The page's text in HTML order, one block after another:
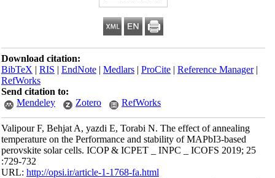
Download citation:
BibTeX|RIS|EndNote|Medlars|ProCite|Reference Manager
RefWorks
Send citation to:
Mendeley
Zotero RefWorks
Valipour F, Behjat A, yazdi E, Torabi N. The effect of annealing
temperature on the Performance and stability of MAPbI‌‌3-based
perovskite solar cells. ICOP & ICPET _ INPC _ ICOFS 2019; 25
:729-732
URL:http://opsi.ir/article-1-1768-fa.html